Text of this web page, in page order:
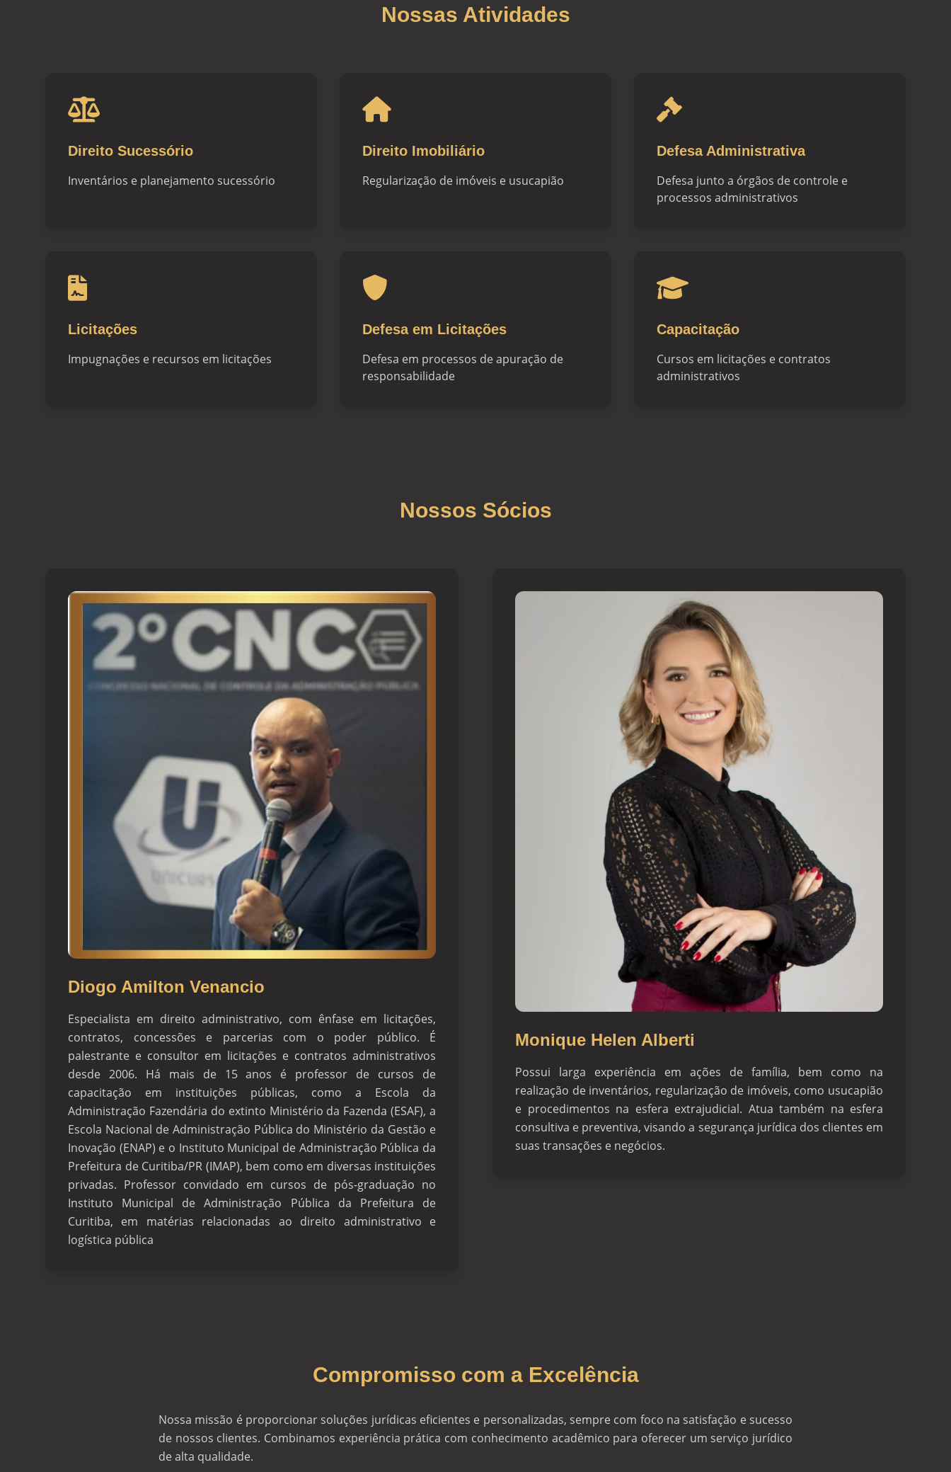
Nossas Atividades
Direito Sucessório
Inventários e planejamento sucessório
Direito Imobiliário
Regularização de imóveis e usucapião
Defesa Administrativa
Defesa junto a órgãos de controle e
processos administrativos
Licitações
Impugnações e recursos em licitações
Defesa em Licitações
Defesa em processos de apuração de
responsabilidade
Capacitação
Cursos em licitações e contratos
administrativos
Nossos Sócios
Diogo Amilton Venancio
Especialista em direito administrativo, com ênfase em licitações,
contratos, concessões e parcerias com o poder público. É
palestrante e consultor em licitações e contratos administrativos
desde 2006. Há mais de 15 anos é professor de cursos de
capacitação em instituições públicas, como a Escola da
Administração Fazendária do extinto Ministério da Fazenda (ESAF), a
Escola Nacional de Administração Pública do Ministério da Gestão e
Inovação (ENAP) e o Instituto Municipal de Administração Pública da
Prefeitura de Curitiba/PR (IMAP), bem como em diversas instituições
privadas. Professor convidado em cursos de pós-graduação no
Instituto Municipal de Administração Pública da Prefeitura de
Curitiba, em matérias relacionadas ao direito administrativo e
logística pública
Monique Helen Alberti
Possui larga experiência em ações de família, bem como na
realização de inventários, regularização de imóveis, como usucapião
e procedimentos na esfera extrajudicial. Atua também na esfera
consultiva e preventiva, visando a segurança jurídica dos clientes em
suas transações e negócios.
Compromisso com a Excelência
Nossa missão é proporcionar soluções jurídicas eficientes e personalizadas, sempre com foco na satisfação e sucesso
de nossos clientes. Combinamos experiência prática com conhecimento acadêmico para oferecer um serviço jurídico
de alta qualidade.